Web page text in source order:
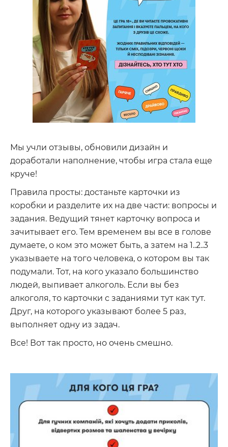
Мы учли отзывы, обновили дизайн и
доработали наполнение, чтобы игра стала еще
круче!
Правила просты: достаньте карточки из
коробки и разделите их на две части: вопросы и
задания. Ведущий тянет карточку вопроса и
зачитывает его. Тем временем вы все в голове
думаете, о ком это может быть, а затем на 1..2..3
указываете на того человека, о котором вы так
подумали. Тот, на кого указало большинство
людей, выпивает алкоголь. Если вы без
алкоголя, то карточки с заданиями тут как тут.
Друг, на которого указывают более 5 раз,
выполняет одну из задач.
Все! Вот так просто, но очень смешно.